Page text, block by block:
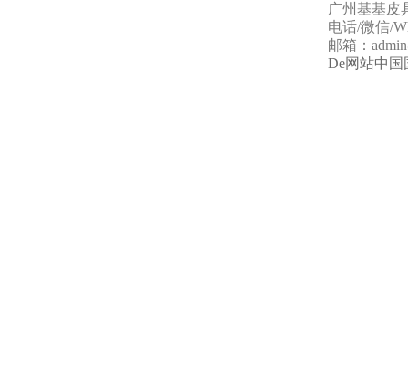
广州基基皮
电话/微信/
邮箱：
De网站中国